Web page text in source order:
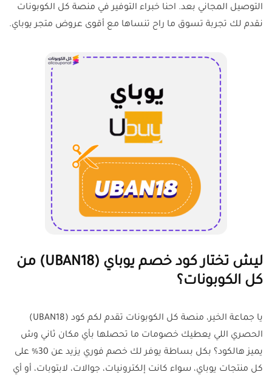
التوصيل المجاني بعد. احنا خبراء التوفير في منصة كل الكوبونات
نقدم لك تجربة تسوق ما راح تنساها مع أقوى عروض متجر يوباي.
ليش تختار كود خصم يوباي (UBAN18) من
كل الكوبونات؟
يا جماعة الخير، منصة كل الكوبونات تقدم لكم كود (UBAN18)
الحصري اللي يعطيك خصومات ما تحصلها بأي مكان ثاني وش
يميز هالكود؟ بكل بساطة يوفر لك خصم فوري يزيد عن 30% على
كل منتجات يوباي، سواء كانت إلكترونيات، جوالات، لابتوبات، أو أي